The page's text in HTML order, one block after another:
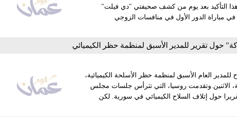
التأكيد بعد يوم من كشف صحيفتي "دي فيلت"
في مباراة الدور الأول في منافسات الزوجي
حول تقرير للمدير الأسبق لمنظمة حظر الكيميائي
للمدير العام الأسبق لمنظمة حظر الأسلحة الكيميائية،
الاثنين.وتقدمت روسيا، التي تترأس جلسات مجلس
حول إتلاف السلاح الكيميائي في سورية. لكن